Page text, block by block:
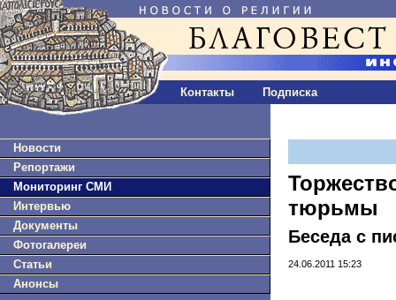
Контакты Подписка
Новости
Репортажи
Мониторинг СМИ
Интервью
Документы
Фотогалереи
Статьи
Анонсы
тюрьмы
Беседа с
24.06.2011 15:23